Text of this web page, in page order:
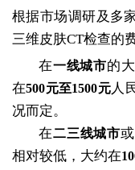
根据市场调研及多
三维皮肤CT检查的
在一线城市的
在500元至1500元人
况而定。
在二三线城市
相对较低，大约在